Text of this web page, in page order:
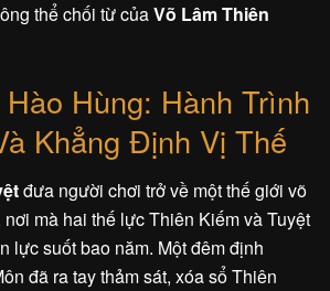
thể chối từ củaVõ Lâm Thiên
Hùng: Hành Trình
Khẳng Định Vị Thế
đưa người chơi trở về một thế giới võ
mà hai thế lực Thiên Kiếm và Tuyệt
lực suốt bao năm. Một đêm định
đã ra tay thảm sát, xóa sổ Thiên